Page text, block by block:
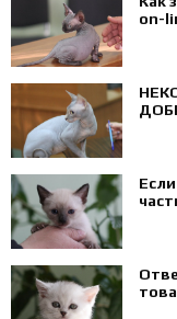
on-